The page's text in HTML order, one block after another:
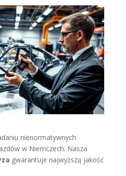
nienormatywnych
w Niemczech. Nasza
gwarantuje najwyższą jakość